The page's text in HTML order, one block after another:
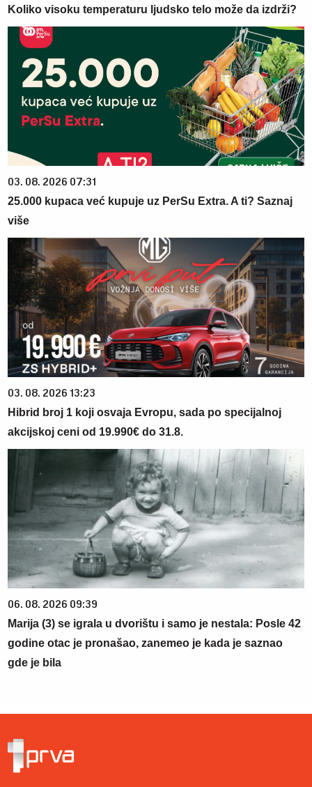
Koliko visoku temperaturu ljudsko telo može da izdrži?
03. 08. 2026 07:31
25.000 kupaca već kupuje uz PerSu Extra. A ti? Saznaj
više
03. 08. 2026 13:23
Hibrid broj 1 koji osvaja Evropu, sada po specijalnoj
akcijskoj ceni od 19.990€ do 31.8.
06. 08. 2026 09:39
Marija (3) se igrala u dvorištu i samo je nestala: Posle 42
godine otac je pronašao, zanemeo je kada je saznao
gde je bila